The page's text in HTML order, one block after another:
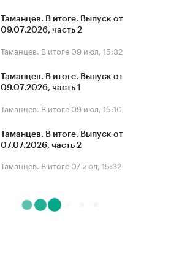
Таманцев. В итоге. Выпуск от
09.07.2026, часть 2
Таманцев. В итоге 09 июл, 15:32
Таманцев. В итоге. Выпуск от
09.07.2026, часть 1
Таманцев. В итоге 09 июл, 15:10
Таманцев. В итоге. Выпуск от
07.07.2026, часть 2
Таманцев. В итоге 07 июл, 15:32